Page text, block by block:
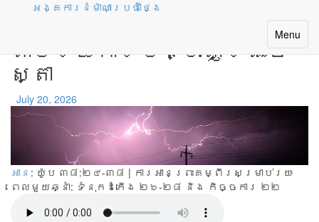
អង្គការនំម៉ាណាប្រចាំថ្ងៃ
Toggle
Menu
តាមរយៈការបង្ហាញព្រះចេ
ស្តា
July 20, 2026
អាន : យ៉ូប ៣៨:២៤-៣៨ | ការអានព្រះគម្ពីរសម្រាប់រយៈ
ពេលមួយឆ្នាំ: ទំនុកដំកើង ២៦-២៨ និង កិច្ចការ ២២